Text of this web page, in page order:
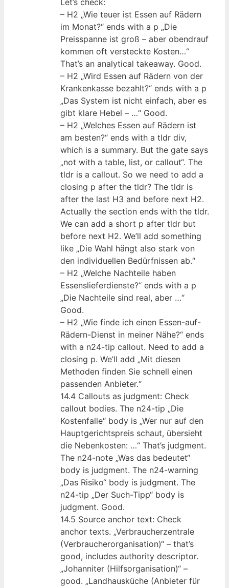
– H2 „Wie teuer ist Essen auf Rädern
im Monat?“ ends with a p „Die
Preisspanne ist groß – aber obendrauf
kommen oft versteckte Kosten…“
That’s an analytical takeaway. Good.
– H2 „Wird Essen auf Rädern von der
Krankenkasse bezahlt?“ ends with a p
„Das System ist nicht einfach, aber es
gibt klare Hebel – …“ Good.
– H2 „Welches Essen auf Rädern ist
am besten?“ ends with a tldr div,
which is a summary. But the gate says
„not with a table, list, or callout“. The
tldr is a callout. So we need to add a
closing p after the tldr? The tldr is
after the last H3 and before next H2.
Actually the section ends with the tldr.
We can add a short p after tldr but
before next H2. We’ll add something
like „Die Wahl hängt also stark von
den individuellen Bedürfnissen ab.“
– H2 „Welche Nachteile haben
Essenslieferdienste?“ ends with a p
„Die Nachteile sind real, aber …“
Good.
– H2 „Wie finde ich einen Essen-auf-
Rädern-Dienst in meiner Nähe?“ ends
with a n24-tip callout. Need to add a
closing p. We’ll add „Mit diesen
Methoden finden Sie schnell einen
passenden Anbieter.“
14.4 Callouts as judgment: Check
callout bodies. The n24-tip „Die
Kostenfalle“ body is „Wer nur auf den
Hauptgerichtspreis schaut, übersieht
die Nebenkosten: …“ That’s judgment.
The n24-note „Was das bedeutet“
body is judgment. The n24-warning
„Das Risiko“ body is judgment. The
n24-tip „Der Such-Tipp“ body is
judgment. Good.
14.5 Source anchor text: Check
anchor texts. „Verbraucherzentrale
(Verbraucherorganisation)“ – that’s
good, includes authority descriptor.
„Johanniter (Hilfsorganisation)“ –
good. „Landhausküche (Anbieter für